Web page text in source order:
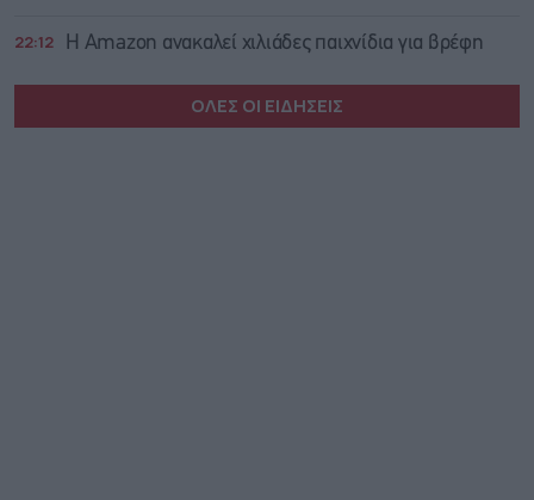
22:12 Η Amazon ανακαλεί χιλιάδες παιχνίδια για βρέφη
ΟΛΕΣ ΟΙ ΕΙΔΗΣΕΙΣ